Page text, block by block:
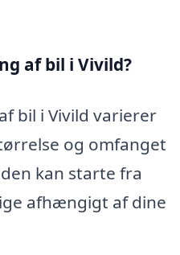
af bil i Vivild?
bil i Vivild varierer
og omfanget
kan starte fra
afhængigt af dine